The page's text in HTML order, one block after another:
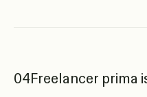
04Freelancer prima